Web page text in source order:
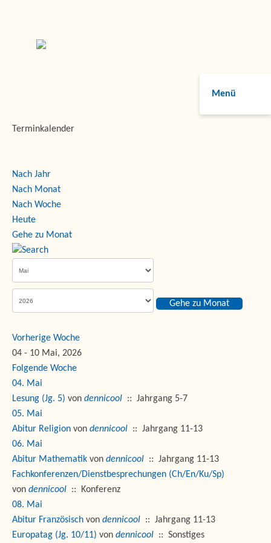
Menü
Terminkalender
Nach Jahr
Nach Monat
Nach Woche
Heute
Gehe zu Monat
Gehe zu Monat
Vorherige Woche
04 - 10 Mai, 2026
Folgende Woche
04. Mai
Lesung (Jg. 5) von dennicool :: Jahrgang 5-7
05. Mai
Abitur Religion von dennicool :: Jahrgang 11-13
06. Mai
Abitur Mathematik von dennicool :: Jahrgang 11-13
Fachkonferenzen/Dienstbesprechungen (Ch/En/Ku/Sp)
von dennicool :: Konferenz
08. Mai
Abitur Französisch von dennicool :: Jahrgang 11-13
Europatag (Jg. 10/11) von dennicool :: Sonstiges